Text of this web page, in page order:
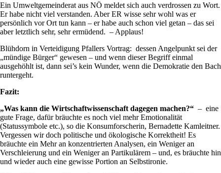
Ein Umweltgemeinderat aus NÖ meldet sich auch verdrossen zu Wort.
Er habe nicht viel verstanden. Aber ER wisse sehr wohl was er
persönlich vor Ort tun kann – er habe auch schon viel getan – das sei
aber letztlich sehr, sehr ermüdend. – Applaus!
Blühdorn in Verteidigung Pfallers Vortrag: dessen Angelpunkt sei der
„mündige Bürger“ gewesen – und wenn dieser Begriff einmal
ausgehöhlt ist, dann sei’s kein Wunder, wenn die Demokratie den Bach
runtergeht.
Fazit:
„Was kann die Wirtschaftwissenschaft dagegen machen?“ – eine
gute Frage, dafür bräuchte es noch viel mehr Emotionalität
(Statussymbole etc.), so die Konsumforscherin, Bernadette Kamleitner.
Vergessen wir doch politische und ökologische Korrektheit! Es
bräuchte ein Mehr an konzentrierten Analysen, ein Weniger an
Verschleierung und ein Weniger an Partikulärem – und, es bräuchte hin
und wieder auch eine gewisse Portion an Selbstironie.